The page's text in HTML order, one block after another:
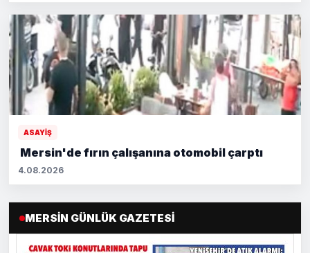
ASAYİŞ
Mersin'de fırın çalışanına otomobil çarptı
4.08.2026
MERSIN GÜNLÜK GAZETESI